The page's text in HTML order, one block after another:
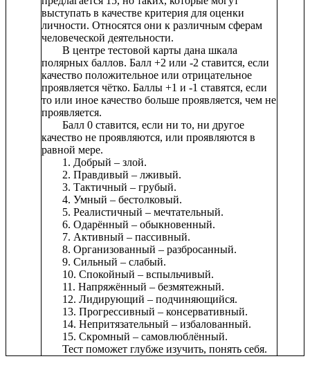
выступать в качестве критерия для оценки
личности. Относятся они к различным сферам
человеческой деятельности.
В центре тестовой карты дана шкала
полярных баллов. Балл +2 или -2 ставится, если
качество положительное или отрицательное
проявляется чётко. Баллы +1 и -1 ставятся, если
то или иное качество больше проявляется, чем не
проявляется.
Балл 0 ставится, если ни то, ни другое
качество не проявляются, или проявляются в
равной мере.
1. Добрый – злой.
2. Правдивый – лживый.
3. Тактичный – грубый.
4. Умный – бестолковый.
5. Реалистичный – мечтательный.
6. Одарённый – обыкновенный.
7. Активный – пассивный.
8. Организованный – разбросанный.
9. Сильный – слабый.
10. Спокойный – вспыльчивый.
11. Напряжённый – безмятежный.
12. Лидирующий – подчиняющийся.
13. Прогрессивный – консервативный.
14. Непритязательный – избалованный.
15. Скромный – самовлюблённый.
Тест поможет глубже изучить, понять себя.